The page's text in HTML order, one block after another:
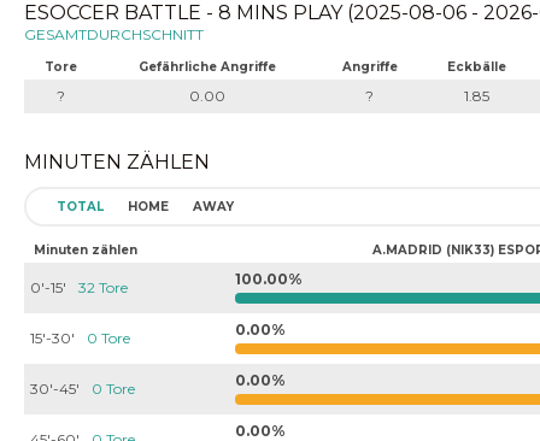
ESOCCER BATTLE - 8 MINS PLAY (2025-08-06 -
GESAMTDURCHSCHNITT
Tore Gefährliche Angriffe Angriffe Eckbälle
? 0.00 ? 1.85
MINUTEN ZÄHLEN
TOTAL HOME AWAY
Minuten zählen A.MADRID (NIK33)
0'-15' 32 Tore 100.00%
15'-30' 0 Tore 0.00%
30'-45' 0 Tore 0.00%
0.00%